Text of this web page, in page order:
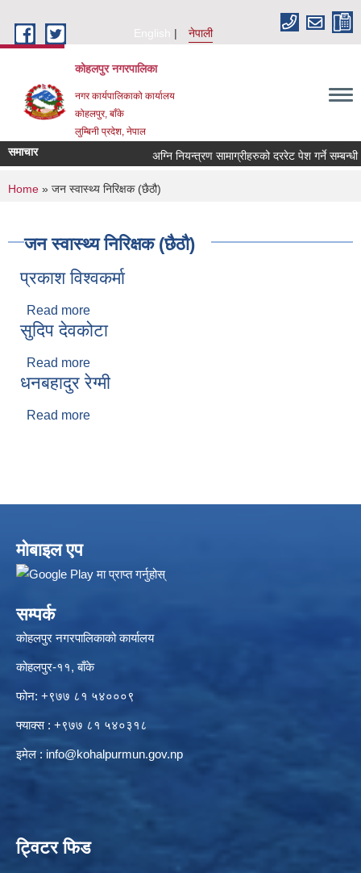
English
नेपाली
कोहलपुर नगरपालिका
नगर कार्यपालिकाको कार्यालय
कोहलपुर, बाँके
लुम्बिनी प्रदेश, नेपाल
समाचार
You are here
Home » जन स्वास्थ्य निरिक्षक (छैठौ)
जन स्वास्थ्य निरिक्षक (छैठौ)
प्रकाश विश्‍वकर्मा
Read more
सुदिप देवकोटा
Read more
धनबहादुर रेग्मी
Read more
मोबाइल एप
सम्पर्क
कोहलपुर नगरपालिकाको कार्यालय
कोहलपुर-११, बाँके
फोन: +९७७ ८१ ५४०००९
फ्याक्स : +९७७ ८१ ५४०३१८
इमेल : info@kohalpurmun.gov.np
ट्विटर फिड